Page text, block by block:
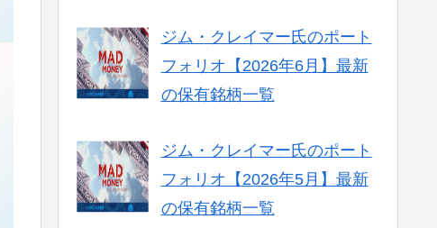
ジム・クレイマー氏のポート
フォリオ【2026年6月】最新
の保有銘柄一覧
ジム・クレイマー氏のポート
フォリオ【2026年5月】最新
の保有銘柄一覧